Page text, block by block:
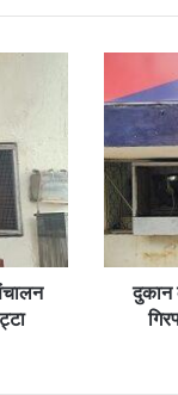
ताला
तोड़कर
नगदी
चोरी
करने
वाला
आरोपी
गिरफ्तार,दुकान